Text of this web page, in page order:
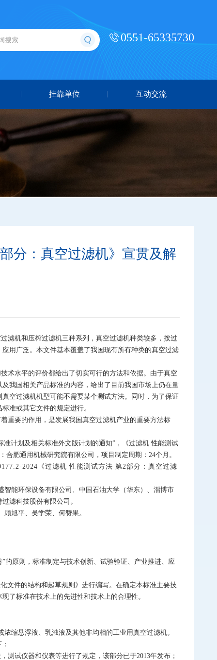
0551-65335730
挂靠单位 互动交流
分：真空过滤机》宣贯及解
滤机和压榨过滤机三种系列，真空过滤机种类较多，按过
用广泛。本文件基本覆盖了我国现有所有种类的真空过滤
术水平的评价都给出了切实可行的方法和依据。由于真空
我国相关产品标准的内容，给出了目前我国市场上仍在量
空过滤机机型可能不需要某个测试方法。同时，为了保证
准或其它文件的规定进行。
重要的作用，是发展我国真空过滤机产业的重要方法标
计划及相关标准外文版计划的通知”，《过滤机 性能测试
合肥通用机械研究院有限公司，项目制定周期：24个月。
2024《过滤机 性能测试方法 第2部分：真空过滤
能环保设备有限公司、中国石油大学（华东）、淄博市
滤科技股份有限公司。
旭平、吴学荣、何赞果。
的原则，标准制定与技术创新、试验验证、产业推进、应
文件的结构和起草规则》进行编写。在确定本标准主要技
了标准在技术上的先进性和技术上的合理性。
缩悬浮液、乳浊液及其他非均相的工业用真空过滤机。
试仪器和仪表等进行了规定，该部分已于2013年发布；